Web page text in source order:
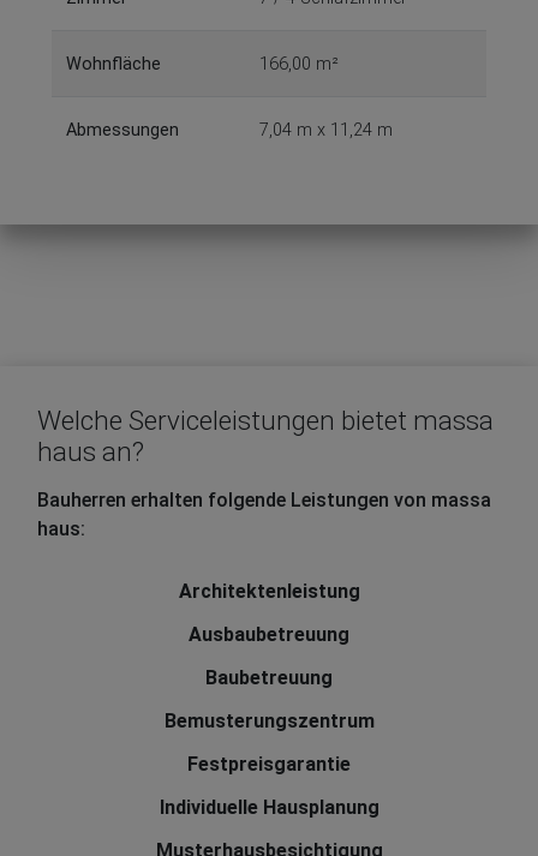
Wohnfläche 166,00 m²
Abmessungen 7,04 m x 11,24 m
Welche Serviceleistungen bietet massa
haus an?
Bauherren erhalten folgende Leistungen von massa
haus:
Architektenleistung
Ausbaubetreuung
Baubetreuung
Bemusterungszentrum
Festpreisgarantie
Individuelle Hausplanung
Musterhausbesichtigung